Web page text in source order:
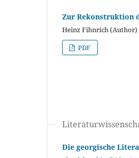
Zur Rekonstruktion
Heinz Fihnrich (Author)
PDF
Die georgische